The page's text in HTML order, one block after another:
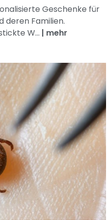
Geschenke für
deren Familien.
W... | mehr